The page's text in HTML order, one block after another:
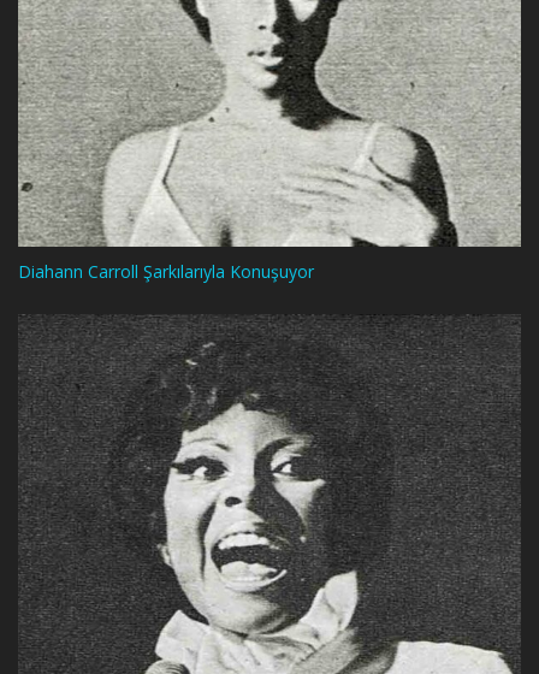
Diahann Carroll Şarkılarıyla Konuşuyor